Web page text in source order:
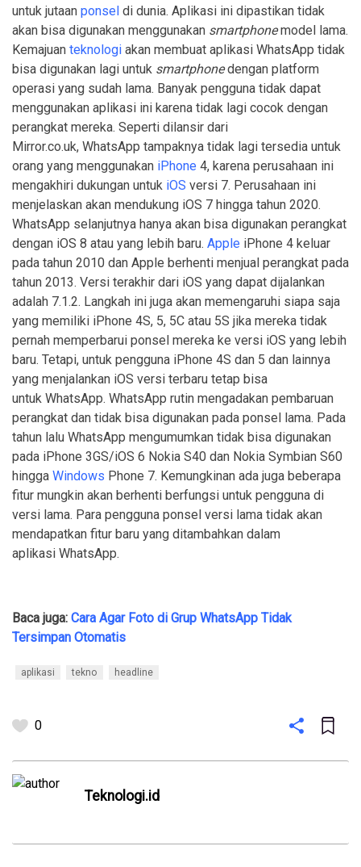
untuk jutaan ponsel di dunia. Aplikasi ini dipastikan tidak
akan bisa digunakan menggunakan smartphonemodel lama.
Kemajuan teknologi akan membuat aplikasi WhatsApp tidak
bisa digunakan lagi untuk smartphonedengan platform
operasi yang sudah lama. Banyak pengguna tidak dapat
menggunakan aplikasi ini karena tidak lagi cocok dengan
perangkat mereka. Seperti dilansir dari
Mirror.co.uk, WhatsApp tampaknya tidak lagi tersedia untuk
orang yang menggunakan iPhone 4, karena perusahaan ini
mengakhiri dukungan untuk iOS versi 7. Perusahaan ini
menjelaskan akan mendukung iOS 7 hingga tahun 2020.
WhatsApp selanjutnya hanya akan bisa digunakan perangkat
dengan iOS 8 atau yang lebih baru. Apple iPhone 4 keluar
pada tahun 2010 dan Apple berhenti menjual perangkat pada
tahun 2013. Versi terakhir dari iOS yang dapat dijalankan
adalah 7.1.2. Langkah ini juga akan memengaruhi siapa saja
yang memiliki iPhone 4S, 5, 5C atau 5S jika mereka tidak
pernah memperbarui ponsel mereka ke versi iOS yang lebih
baru. Tetapi, untuk pengguna iPhone 4S dan 5 dan lainnya
yang menjalankan iOS versi terbaru tetap bisa
untuk WhatsApp. WhatsApp rutin mengadakan pembaruan
perangkat dan tidak bisa digunakan pada ponsel lama. Pada
tahun lalu WhatsApp mengumumkan tidak bisa digunakan
pada iPhone 3GS/iOS 6 Nokia S40 dan Nokia Symbian S60
hingga Windows Phone 7. Kemungkinan ada juga beberapa
fitur mungkin akan berhenti berfungsi untuk pengguna di
versi lama. Para pengguna ponsel versi lama tidak akan
mendapatkan fitur baru yang ditambahkan dalam
aplikasi WhatsApp.
Baca juga: Cara Agar Foto di Grup WhatsApp Tidak
Tersimpan Otomatis
aplikasi tekno headline
0
Teknologi.id